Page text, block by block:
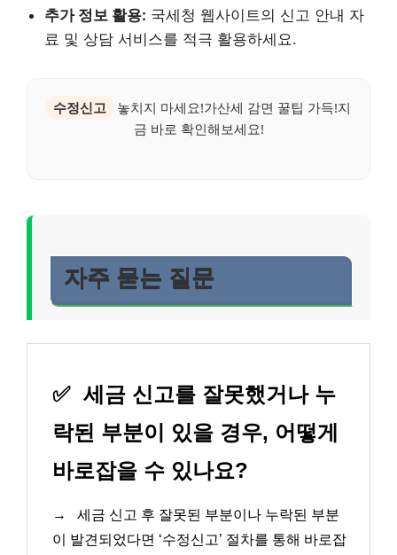
추가 정보 활용: 국세청 웹사이트의 신고 안내 자
료 및 상담 서비스를 적극 활용하세요.
수정신고
놓치지 마세요!가산세 감면 꿀팁 가득!지
금 바로 확인해보세요!
자주 묻는 질문
✅ 세금 신고를 잘못했거나 누
락된 부분이 있을 경우, 어떻게
바로잡을 수 있나요?
→
세금 신고 후 잘못된 부분이나 누락된 부분
이 발견되었다면 ‘수정신고’ 절차를 통해 바로잡